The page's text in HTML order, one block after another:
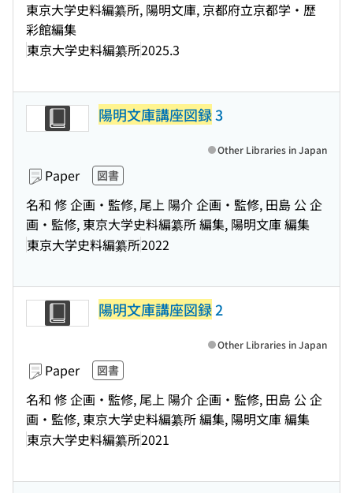
東京大学史料編纂所, 陽明文庫, 京都府立京都学・歴
彩館編集
東京大学史料編纂所2025.3
陽明文庫講座図録3
Paper 図書
名和 修 企画・監修, 尾上 陽介 企画・監修, 田島 公 企
画・監修, 東京大学史料編纂所 編集, 陽明文庫 編集
東京大学史料編纂所2022
Other Libraries in Japan
陽明文庫講座図録2
Paper 図書
名和 修 企画・監修, 尾上 陽介 企画・監修, 田島 公 企
画・監修, 東京大学史料編纂所 編集, 陽明文庫 編集
東京大学史料編纂所2021
Other Libraries in Japan